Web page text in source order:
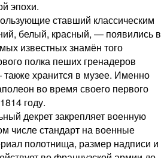
эпохи.
ставший классическим
белый, красный, — появились в
известных знамён того
полка пеших гренадеров
хранится в музее. Именно
во время своего первого
году.
декрет закрепляет военную
числе стандарт на военные
полотнища, размер надписи и